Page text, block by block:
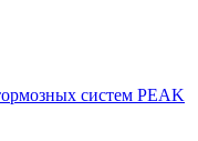
систем PEAK